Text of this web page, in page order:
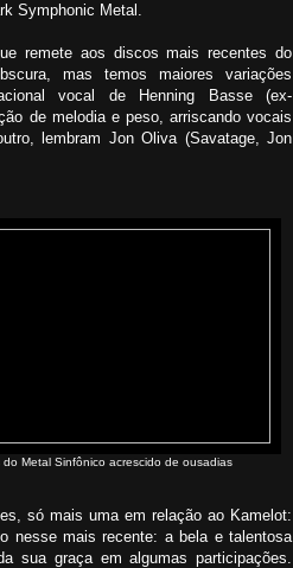
Symphonic Metal.
remete aos discos mais recentes do
mas temos maiores variações
vocal de Henning Basse (ex-
de melodia e peso, arriscando vocais
lembram Jon Oliva (Savatage, Jon
Metal Sinfônico acrescido de ousadias
só mais uma em relação ao Kamelot:
nesse mais recente: a bela e talentosa
sua graça em algumas participações.